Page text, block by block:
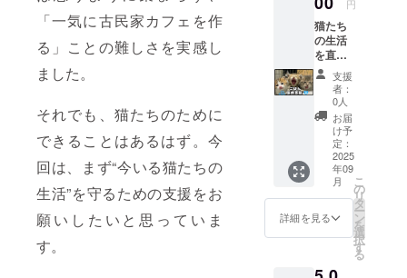
「一気に古民家カフェを作
る」ことの難しさを実感し
ました。
それでも、猫たちのために
できることはあるはず。今
回は、まず“今いる猫たちの
生活”を守るための支援をお
願いしたいと思っていま
す。
界初ホルモ
ンパッタ
イ」をはじ
めとする商
品を手がけ
ています。
イベントや
カーで親し
まれてきた
味を、ご家
けるよう展
円
猫たち
の生活
を直接
支えて
くださ
るご支
援への
感謝と
して、
「ニャ
ロスで
暮らす
猫たち
の秘蔵
ブロマ
イド
真）」
支援
者：
0人
お届
け予
定：
2025
年09
月
詳細を見る
こ
の
リ
タ
ー
ン
を
選
択
す
る